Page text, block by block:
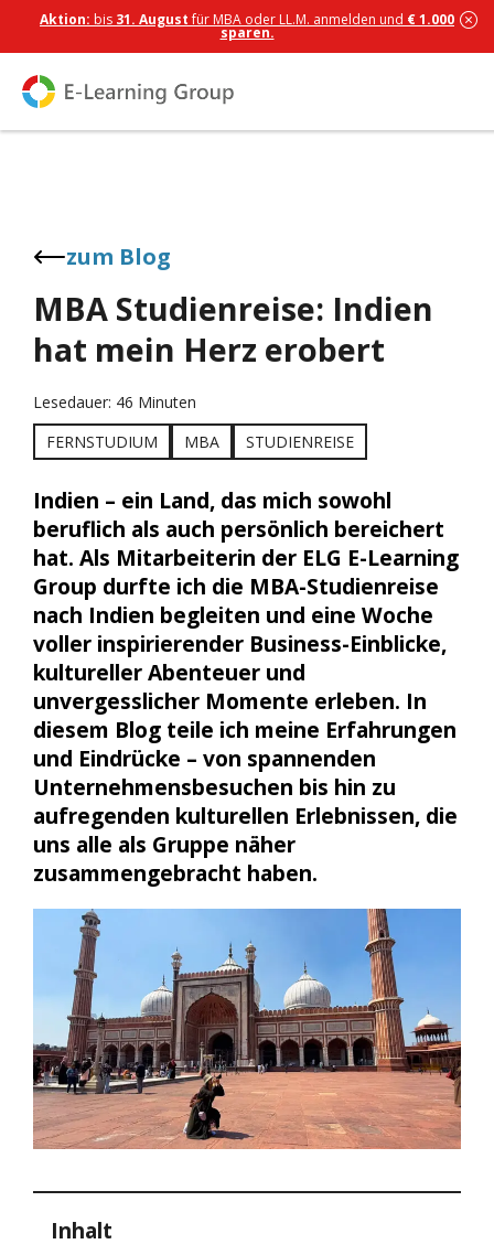
Aktion: bis 31. Augustfür MBA oder LL.M. anmelden und € 1.000
sparen.
zum Blog
MBA Studienreise: Indien
hat mein Herz erobert
Lesedauer: 46 Minuten
FERNSTUDIUM
MBA STUDIENREISE
Indien – ein Land, das mich sowohl
beruflich als auch persönlich bereichert
hat. Als Mitarbeiterin der ELG E-Learning
Group durfte ich die MBA-Studienreise
nach Indien begleiten und eine Woche
voller inspirierender Business-Einblicke,
kultureller Abenteuer und
unvergesslicher Momente erleben. In
diesem Blog teile ich meine Erfahrungen
und Eindrücke – von spannenden
Unternehmensbesuchen bis hin zu
aufregenden kulturellen Erlebnissen, die
uns alle als Gruppe näher
zusammengebracht haben.
Inhalt